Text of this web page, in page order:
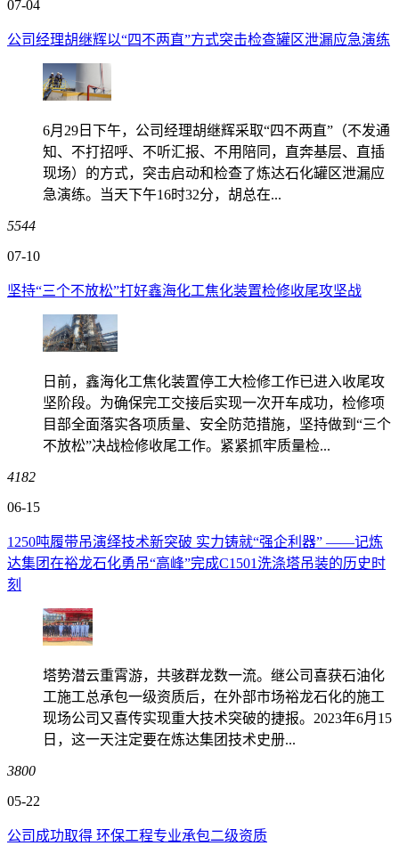
07-04
公司经理胡继辉以“四不两直”方式突击检查罐区泄漏应急演练
6月29日下午，公司经理胡继辉采取“四不两直”（不发通
知、不打招呼、不听汇报、不用陪同，直奔基层、直插
现场）的方式，突击启动和检查了炼达石化罐区泄漏应
急演练。当天下午16时32分，胡总在...
5544
07-10
坚持“三个不放松”打好鑫海化工焦化装置检修收尾攻坚战
日前，鑫海化工焦化装置停工大检修工作已进入收尾攻
坚阶段。为确保完工交接后实现一次开车成功，检修项
目部全面落实各项质量、安全防范措施，坚持做到“三个
不放松”决战检修收尾工作。紧紧抓牢质量检...
4182
06-15
1250吨履带吊演绎技术新突破 实力铸就“强企利器” ——记炼
达集团在裕龙石化勇吊“高峰”完成C1501洗涤塔吊装的历史时
刻
塔势潜云重霄游，共骇群龙数一流。继公司喜获石油化
工施工总承包一级资质后，在外部市场裕龙石化的施工
现场公司又喜传实现重大技术突破的捷报。2023年6月15
日，这一天注定要在炼达集团技术史册...
3800
05-22
公司成功取得 环保工程专业承包二级资质